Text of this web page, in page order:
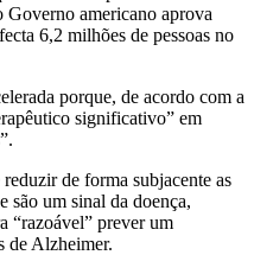
americano aprova
6,2 milhões de pessoas no
porque, de acordo com a
significativo” em
de forma subjacente as
são um sinal da doença,
“razoável” prever um
de Alzheimer.